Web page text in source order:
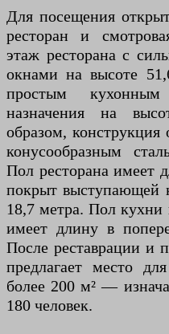
Для посещения
ресторан и
этаж ресторана с
окнами на высоте
простым
назначения на
образом, конструкция
конусообразным
Пол ресторана имеет
покрыт выступающей
18,7 метра. Пол кухни
имеет длину в
После реставрации и
предлагает место
более 200 м² —
180 человек.